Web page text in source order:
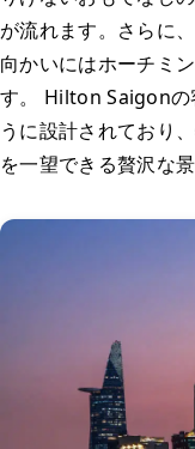
が流れます。さらに
向かいにはホーチミ
す。 Hilton Saigonの
うに設計されており
を一望できる贅沢な